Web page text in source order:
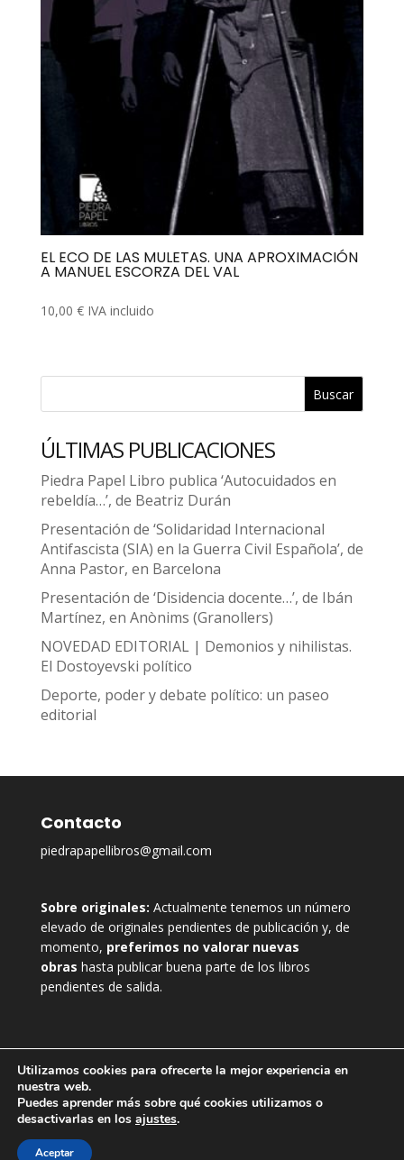
EL ECO DE LAS MULETAS. UNA APROXIMACIÓN
A MANUEL ESCORZA DEL VAL
10,00 € IVA incluido
Buscar
ÚLTIMAS PUBLICACIONES
Piedra Papel Libro publica ‘Autocuidados en
rebeldía…’, de Beatriz Durán
Presentación de ‘Solidaridad Internacional
Antifascista (SIA) en la Guerra Civil Española’, de
Anna Pastor, en Barcelona
Presentación de ‘Disidencia docente…’, de Ibán
Martínez, en Anònims (Granollers)
NOVEDAD EDITORIAL | Demonios y nihilistas.
El Dostoyevski político
Deporte, poder y debate político: un paseo
editorial
Contacto
piedrapapellibros@gmail.com
Sobre originales: Actualmente tenemos un número
elevado de originales pendientes de publicación y, de
momento, preferimos no valorar nuevas
obras hasta publicar buena parte de los libros
pendientes de salida.
Utilizamos cookies para ofrecerte la mejor experiencia en
nuestra web.
Puedes aprender más sobre qué cookies utilizamos o
desactivarlas en los ajustes.
Aceptar